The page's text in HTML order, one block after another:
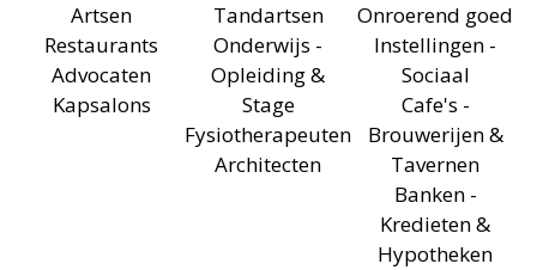
Artsen
Restaurants
Advocaten
Kapsalons
Tandartsen
Onderwijs -
Opleiding &
Stage
Fysiotherapeuten
Architecten
Onroerend goed
Instellingen -
Sociaal
Cafe's -
Brouwerijen &
Tavernen
Banken -
Kredieten &
Hypotheken